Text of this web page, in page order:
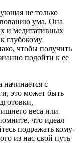
не только
ума. Она
и медитативных
глубокому
чтобы получить
подойти к ее
с
это может быть
веса или
что идеал
подражать кому-
из нас свой путь